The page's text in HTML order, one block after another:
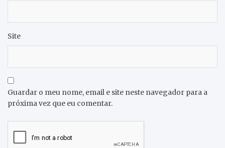
Site
Guardar o meu nome, email e site neste navegador para a
próxima vez que eu comentar.